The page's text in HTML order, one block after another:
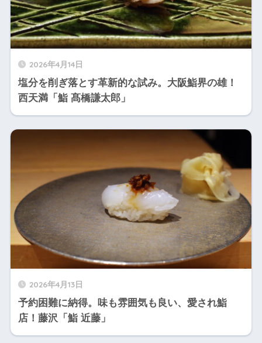
2026年4月14日
塩分を削ぎ落とす革新的な試み。大阪鮨界の雄！
西天満「鮨 髙橋謙太郎」
2026年4月13日
予約困難に納得。味も雰囲気も良い、愛され鮨
店！藤沢「鮨 近藤」